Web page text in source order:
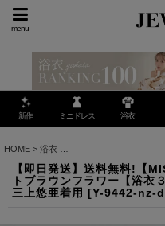
menu
新作 ミニドレス 浴衣
HOME > 浴衣
【即日発送】送料無料!【
トブラウンフラワー【浴衣
三上悠亜着用 [Y-9442-nz-